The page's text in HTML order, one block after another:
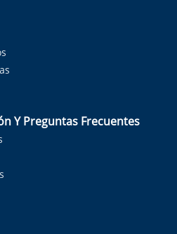
Y Preguntas Frecuentes